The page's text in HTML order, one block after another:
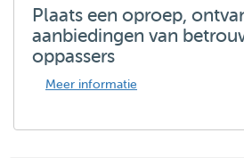
Plaats een oproep,
aanbiedingen van
oppassers
Meer informatie